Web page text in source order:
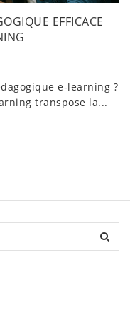
EFFICACE
e‑learning ?
transpose la...